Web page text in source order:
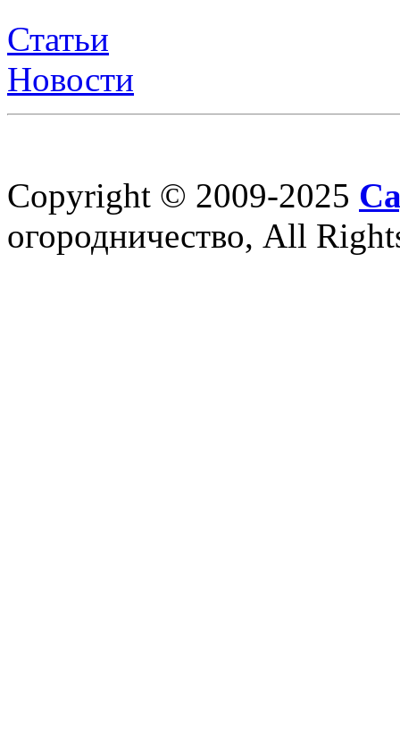
Статьи
Новости
Copyright © 2009-2025
огородничество, All